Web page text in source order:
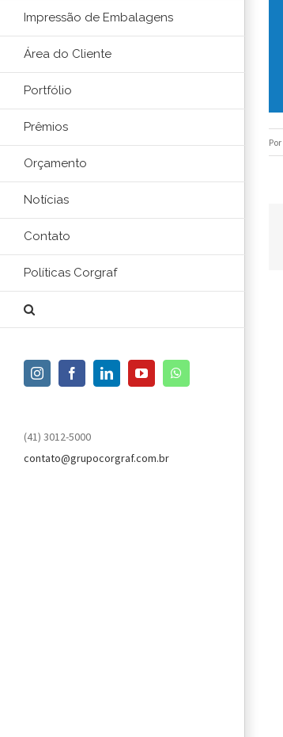
Impressão de Embalagens
Área do Cliente
Portfólio
Prêmios
Orçamento
Notícias
Contato
Políticas Corgraf
InstagramFacebookLinkedInYouTube
(41) 3012-5000
contato@grupocorgraf.com.br
Por